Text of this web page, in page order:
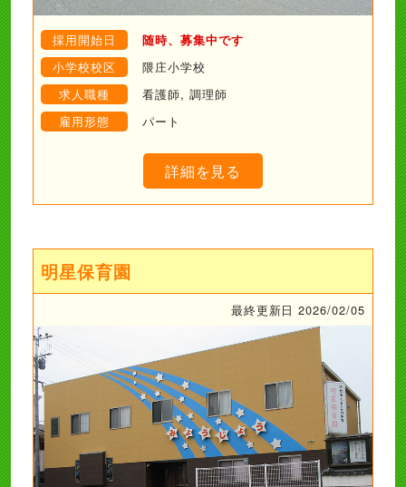
採用開始日 随時、募集中です
小学校校区
隈庄小学校
求人職種
看護師, 調理師
雇用形態
パート
詳細を見る
明星保育園
最終更新日 2026/02/05